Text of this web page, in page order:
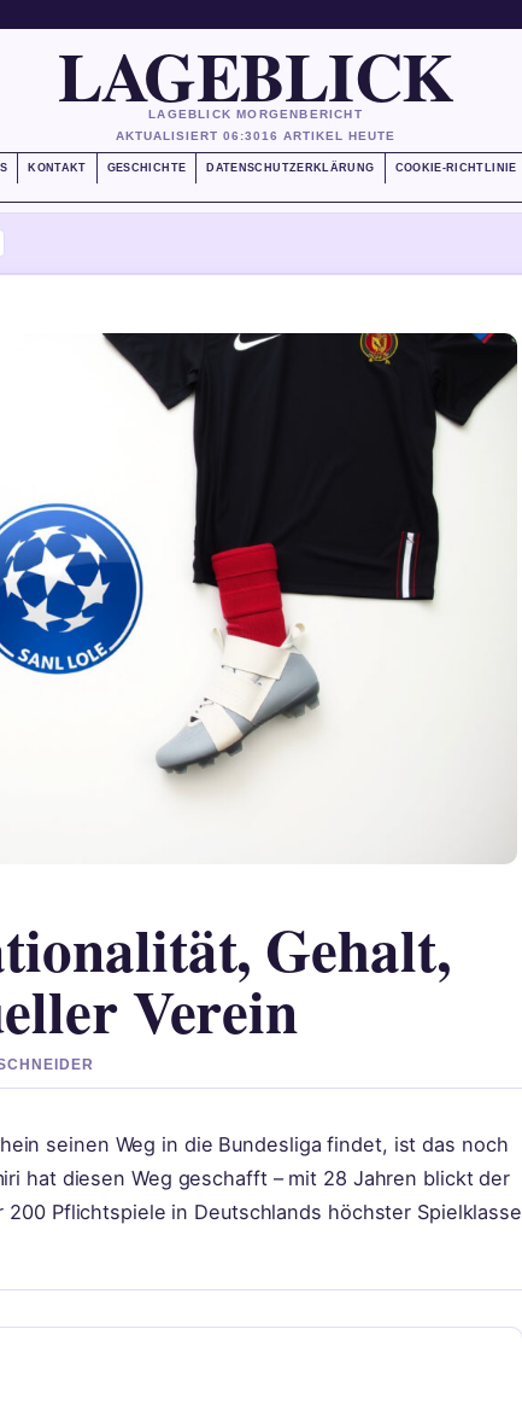
LAGEBLICK
LAGEBLICK MORGENBERICHT
AKTUALISIERT 06:3016 ARTIKEL HEUTE
KONTAKT GESCHICHTE DATENSCHUTZERKLÄRUNG COOKIE-RICHTLINIE
Gehalt,
Verein
seinen Weg in die Bundesliga findet, ist das noch
hat diesen Weg geschafft – mit 28 Jahren blickt der
Pflichtspiele in Deutschlands höchster Spielklasse